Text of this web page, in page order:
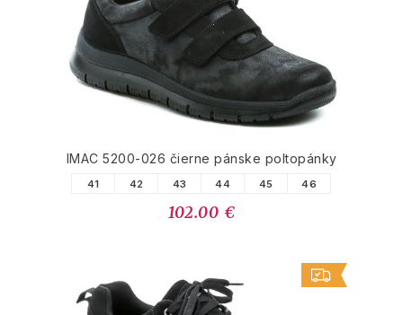
IMAC 5200-026 čierne pánske poltopánky
41 42 43 44 45 46
102.00 €